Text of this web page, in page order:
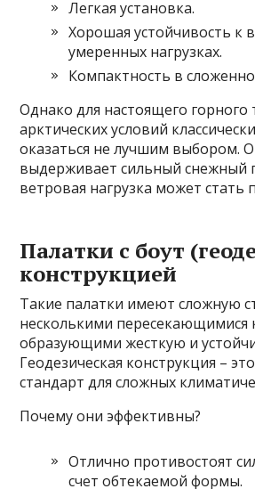
Легкая установка.
Хорошая устойчивость к
умеренных нагрузках.
Компактность в
Однако для настоящего горного
арктических условий
оказаться не лучшим выбором.
выдерживает сильный снежный
ветровая нагрузка может стать
Палатки с боут
конструкцией
Такие палатки имеют сложную
несколькими пересекающимися
образующими жесткую и
Геодезическая конструкция –
стандарт для сложных
Почему они эффективны?
Отлично противостоят
счет обтекаемой формы.